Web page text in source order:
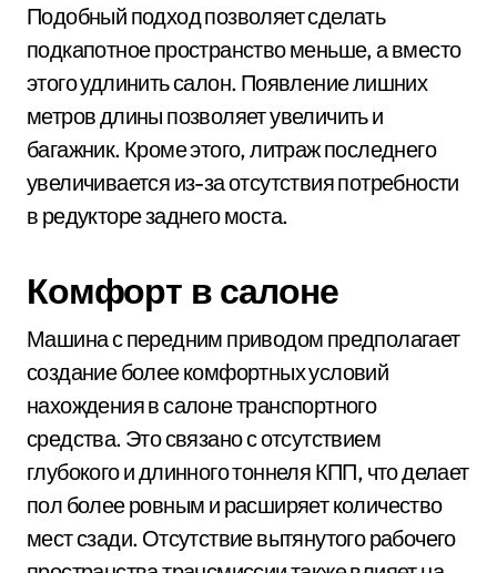
Подобный подход позволяет сделать
подкапотное пространство меньше, а вместо
этого удлинить салон. Появление лишних
метров длины позволяет увеличить и
багажник. Кроме этого, литраж последнего
увеличивается из-за отсутствия потребности
в редукторе заднего моста.
Комфорт в салоне
Машина с передним приводом предполагает
создание более комфортных условий
нахождения в салоне транспортного
средства. Это связано с отсутствием
глубокого и длинного тоннеля КПП, что делает
пол более ровным и расширяет количество
мест сзади. Отсутствие вытянутого рабочего